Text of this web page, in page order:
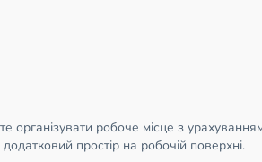
організувати робоче місце з
додатковий простір на робочій поверхні.